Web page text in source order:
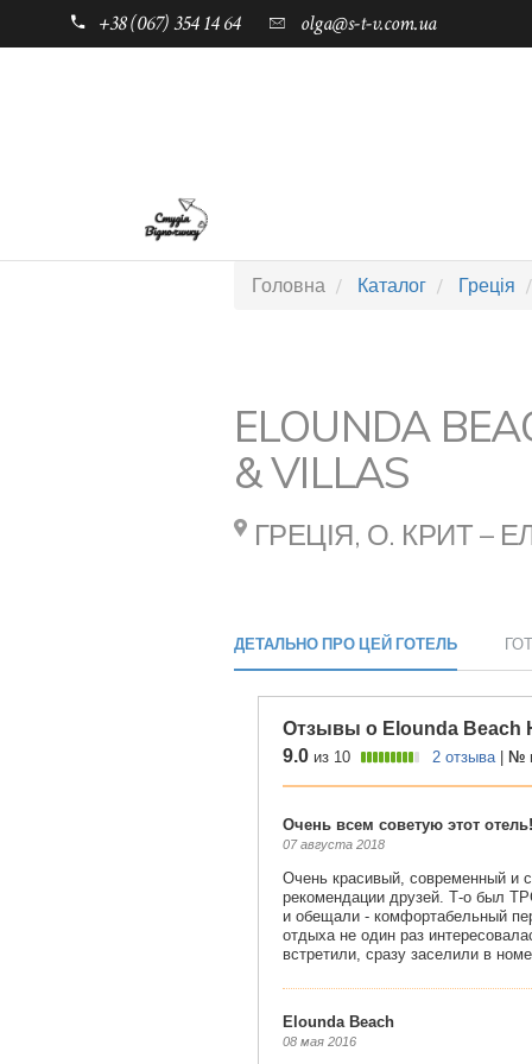
+38 (067) 354 14 64 olga@s-t-v.com.ua
Головна Каталог Греція
ELOUNDA
& VILLAS
ГРЕЦІЯ, О. КРИТ –
ДЕТАЛЬНО ПРО ЦЕЙ ГОТЕЛЬ